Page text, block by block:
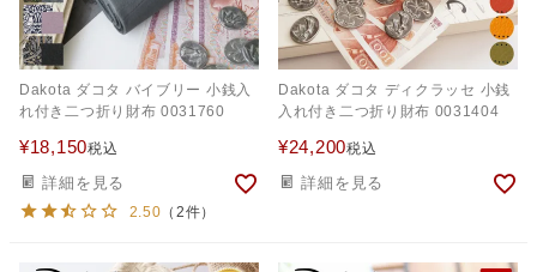
Dakota ダコタ バイブリー 小銭入
れ付き二つ折り財布 0031760
¥18,150税込
詳細を見る
2.50 （2件）
Dakota ダコタ ディクラッセ 小銭
入れ付き二つ折り財布 0031404
¥24,200税込
詳細を見る